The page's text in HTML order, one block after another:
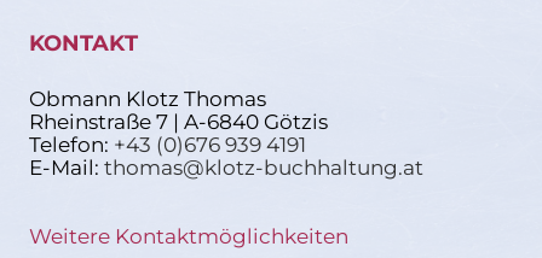
KONTAKT
Obmann Klotz Thomas
Rheinstraße 7 | A-6840 Götzis
Telefon: +43 (0)676 939 4191
E-Mail: thomas@klotz-buchhaltung.at
Weitere Kontaktmöglichkeiten